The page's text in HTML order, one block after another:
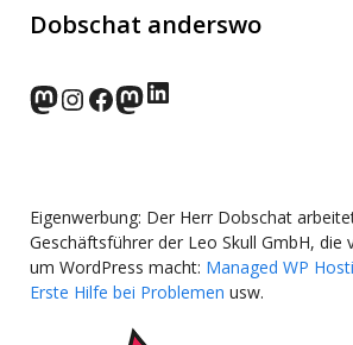
Dobschat anderswo
norden.social
Instagram
Facebook
wp-punks.social
LinkedIn
Eigenwerbung: Der Herr Dobschat
Geschäftsführer der Leo Skull GmbH, die
um WordPress macht: Managed WP
Erste Hilfe bei Problemen usw.